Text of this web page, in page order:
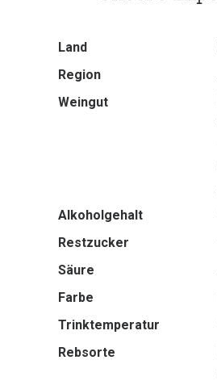
Land
Region
Weingut
Alkoholgehalt
Restzucker
Säure
Farbe
Trinktemperatur
Rebsorte